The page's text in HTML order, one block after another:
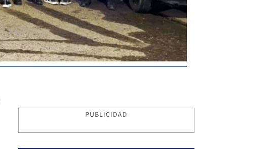
PUBLICIDAD